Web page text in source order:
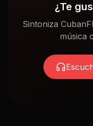
¿Te
Sintoniza
música